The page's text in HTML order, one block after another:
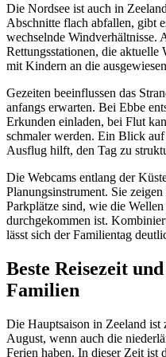
Die Nordsee ist auch in
Abschnitte flach abfallen, gibt
wechselnde Windverhältnisse.
Rettungsstationen, die
mit Kindern an die
Gezeiten beeinflussen das
anfangs erwarten. Bei Ebbe
Erkunden einladen, bei Flut
schmaler werden. Ein Blick
Ausflug hilft, den Tag zu
Die Webcams entlang der
Planungsinstrument. Sie
Parkplätze sind, wie die
durchgekommen ist.
lässt sich der Familientag
Beste Reisezeit
Familien
Die Hauptsaison in Zeeland ist
August, wenn auch die
Ferien haben. In dieser Zeit ist